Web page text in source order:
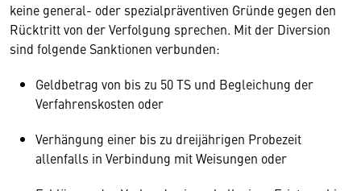
keine general- oder spezialpräventiven Gründe gegen den
Rücktritt von der Verfolgung sprechen. Mit der Diversion
sind folgende Sanktionen verbunden:
Geldbetrag von bis zu 50 TS und Begleichung der
Verfahrenskosten oder
Verhängung einer bis zu dreijährigen Probezeit
allenfalls in Verbindung mit Weisungen oder